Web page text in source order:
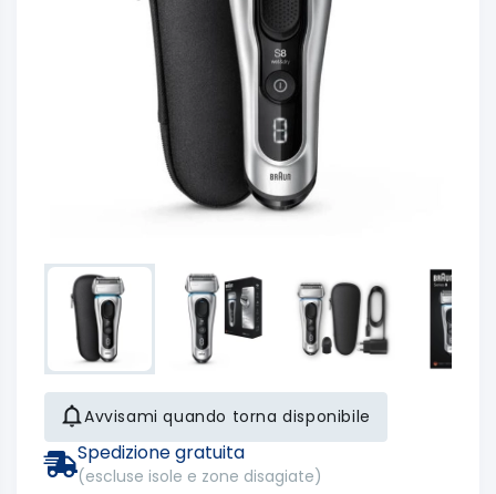
Avvisami quando torna disponibile
Spedizione gratuita
(escluse isole e zone disagiate)